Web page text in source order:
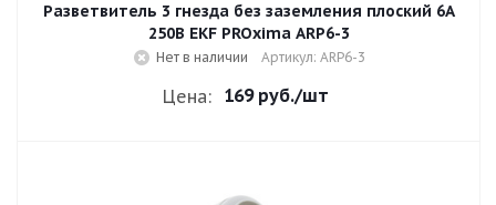
Разветвитель 3 гнезда без заземления плоский 6A
250B EKF PROxima ARP6-3
Нет в наличии Артикул: ARP6-3
Цена: 169 руб./шт